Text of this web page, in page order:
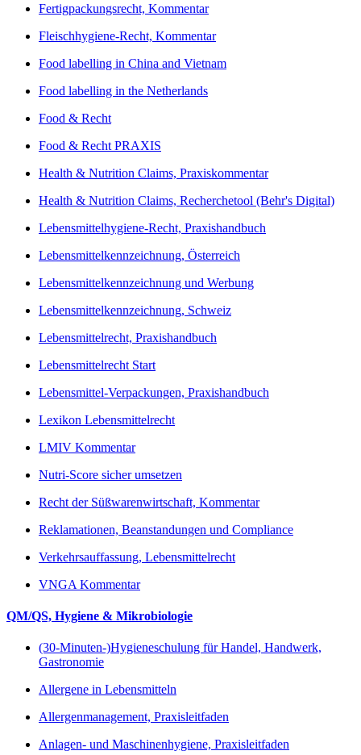
Fertigpackungsrecht, Kommentar
Fleischhygiene-Recht, Kommentar
Food labelling in China and Vietnam
Food labelling in the Netherlands
Food & Recht
Food & Recht PRAXIS
Health & Nutrition Claims, Praxiskommentar
Health & Nutrition Claims, Recherchetool (Behr's Digital)
Lebensmittelhygiene-Recht, Praxishandbuch
Lebensmittelkennzeichnung, Österreich
Lebensmittelkennzeichnung und Werbung
Lebensmittelkennzeichnung, Schweiz
Lebensmittelrecht, Praxishandbuch
Lebensmittelrecht Start
Lebensmittel-Verpackungen, Praxishandbuch
Lexikon Lebensmittelrecht
LMIV Kommentar
Nutri-Score sicher umsetzen
Recht der Süßwarenwirtschaft, Kommentar
Reklamationen, Beanstandungen und Compliance
Verkehrsauffassung, Lebensmittelrecht
VNGA Kommentar
QM/QS, Hygiene & Mikrobiologie
(30-Minuten-)Hygieneschulung für Handel, Handwerk,
Gastronomie
Allergene in Lebensmitteln
Allergenmanagement, Praxisleitfaden
Anlagen- und Maschinenhygiene, Praxisleitfaden